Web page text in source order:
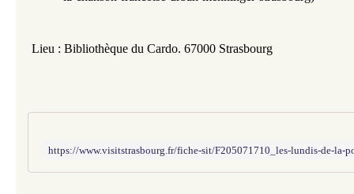
Lieu : Bibliothèque du Cardo. 67000 Strasbourg